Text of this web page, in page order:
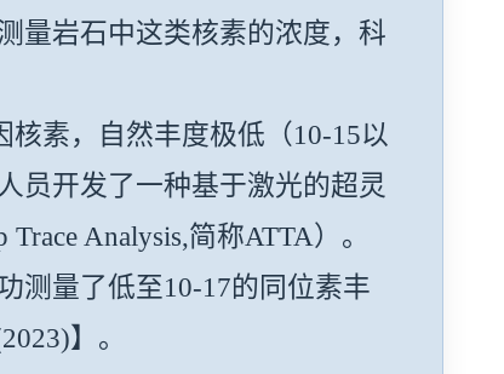
量岩石中这类核素的浓度，科
核素，自然丰度极低（10-15以
员开发了一种基于激光的超灵
Analysis,简称ATTA）。
测量了低至10-17的同位素丰
】。